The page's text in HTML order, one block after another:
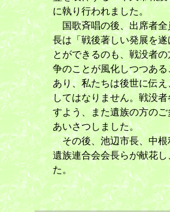
に執り行われました。
国歌斉唱の後、出席者全
長は「戦後著しい発展を
とができるのも、戦没者
争のことが風化しつつあ
あり、私たちは後世に伝
してはなりません。戦没
すよう、また遺族の方の
あいさつしました。
その後、池辺市長、中根
遺族連合会会長らが献花
た。